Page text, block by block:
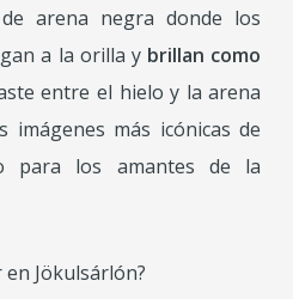
arena negra donde los
a la orilla y brillan como
entre el hielo y la arena
imágenes más icónicas de
para los amantes de la
en Jökulsárlón?